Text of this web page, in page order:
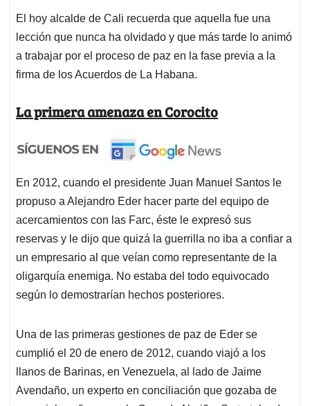
El hoy alcalde de Cali recuerda que aquella fue una
lección que nunca ha olvidado y que más tarde lo animó
a trabajar por el proceso de paz en la fase previa a la
firma de los Acuerdos de La Habana.
La primera amenaza en Corocito
En 2012, cuando el presidente Juan Manuel Santos le
propuso a Alejandro Eder hacer parte del equipo de
acercamientos con las Farc, éste le expresó sus
reservas y le dijo que quizá la guerrilla no iba a confiar a
un empresario al que veían como representante de la
oligarquía enemiga. No estaba del todo equivocado
según lo demostrarían hechos posteriores.
Una de las primeras gestiones de paz de Eder se
cumplió el 20 de enero de 2012, cuando viajó a los
llanos de Barinas, en Venezuela, al lado de Jaime
Avendaño, un experto en conciliación que gozaba de